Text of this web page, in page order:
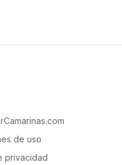
de uso
privacidad